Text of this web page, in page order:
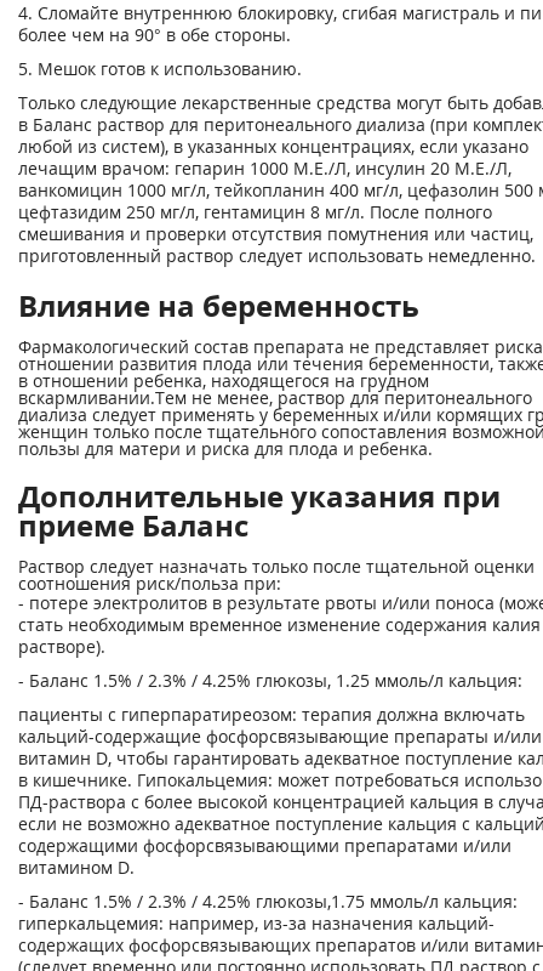
4. Сломайте внутреннюю блокировку, сгибая магистраль и
более чем на 90° в обе стороны.
5. Мешок готов к использованию.
Только следующие лекарственные средства могут быть
в Баланс раствор для перитонеального диализа (при
любой из систем), в указанных концентрациях, если указано
лечащим врачом: гепарин 1000 М.Е./Л, инсулин 20 М.Е./Л,
ванкомицин 1000 мг/л, тейкопланин 400 мг/л, цефазолин 500
цефтазидим 250 мг/л, гентамицин 8 мг/л. После полного
смешивания и проверки отсутствия помутнения или частиц,
приготовленный раствор следует использовать немедленно.
Влияние на беременность
Фармакологический состав препарата не представляет
отношении развития плода или течения беременности,
в отношении ребенка, находящегося на грудном
вскармливании.Тем не менее, раствор для перитонеального
диализа следует применять у беременных и/или кормящих
женщин только после тщательного сопоставления
пользы для матери и риска для плода и ребенка.
Дополнительные указания при
приеме Баланс
Раствор следует назначать только после тщательной оценки
соотношения риск/польза при:
- потере электролитов в результате рвоты и/или поноса
стать необходимым временное изменение содержания
растворе).
- Баланс 1.5% / 2.3% / 4.25% глюкозы, 1.25 ммоль/л кальция:
пациенты с гиперпаратиреозом: терапия должна включать
кальций-содержащие фосфорсвязывающие препараты и/или
витамин D, чтобы гарантировать адекватное поступление
в кишечнике. Гипокальцемия: может потребоваться
ПД-раствора с более высокой концентрацией кальция в
если не возможно адекватное поступление кальция с
содержащими фосфорсвязывающими препаратами и/или
витамином D.
- Баланс 1.5% / 2.3% / 4.25% глюкозы,1.75 ммоль/л кальция:
гиперкальцемия: например, из-за назначения кальций-
содержащих фосфорсвязывающих препаратов и/или